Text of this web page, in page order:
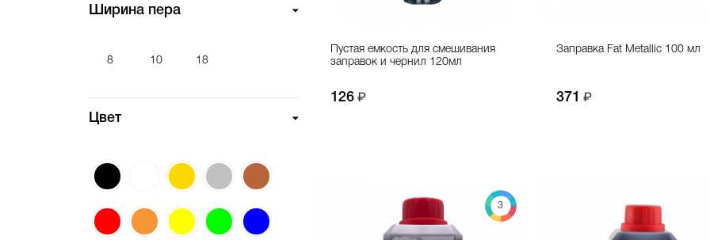
Ширина пера
8 10 18
Цвет
Пустая емкость для смешивания
заправок и чернил 120мл
126
Заправка Fat Metallic 100 мл
371
3